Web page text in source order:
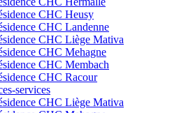
CHC Heusy
CHC Landenne
CHC Liège Mativa
CHC Mehagne
CHC Membach
CHC Racour
services
CHC Liège Mativa